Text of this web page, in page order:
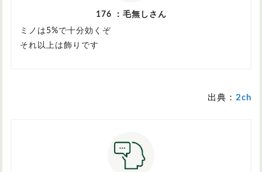
176 ： 毛無しさん
ミノは5%で十分効くぞ
それ以上は飾りです
出典： 2ch